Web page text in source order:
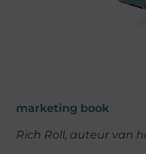
marketing book
Rich Roll, auteur van